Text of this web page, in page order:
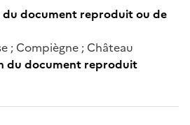
du document reproduit ou de
; Compiègne ; Château
du document reproduit